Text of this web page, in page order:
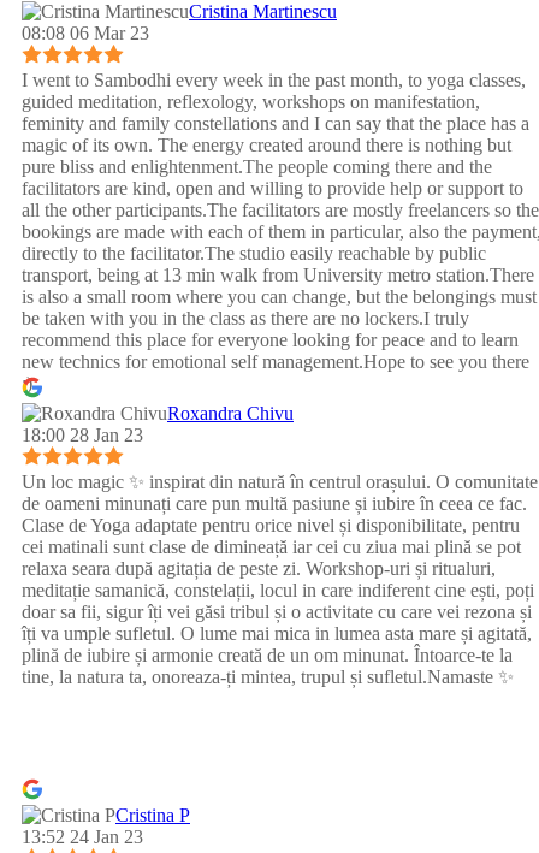
Cristina Martinescu
08:08 06 Mar 23
I went to Sambodhi every week in the past month, to yoga classes,
guided meditation, reflexology, workshops on manifestation,
feminity and family constellations and I can say that the place has a
magic of its own. The energy created around there is nothing but
pure bliss and enlightenment.The people coming there and the
facilitators are kind, open and willing to provide help or support to
all the other participants.The facilitators are mostly freelancers so the
bookings are made with each of them in particular, also the
directly to the facilitator.The studio easily reachable by public
transport, being at 13 min walk from University metro station.There
is also a small room where you can change, but the belongings must
be taken with you in the class as there are no lockers.I truly
recommend this place for everyone looking for peace and to learn
new technics for emotional self management.Hope to see you there
:)
Roxandra Chivu
18:00 28 Jan 23
Un loc magic ✨ inspirat din natură în centrul orașului. O comunitate
de oameni minunați care pun multă pasiune și iubire în ceea ce fac.
Clase de Yoga adaptate pentru orice nivel și disponibilitate, pentru
cei matinali sunt clase de dimineață iar cei cu ziua mai plină se pot
relaxa seara după agitația de peste zi. Workshop-uri și ritualuri,
meditație samanică, constelații, locul in care indiferent cine ești, poți
doar sa fii, sigur îți vei găsi tribul și o activitate cu care vei rezona și
îți va umple sufletul. O lume mai mica in lumea asta mare și agitată,
plină de iubire și armonie creată de un om minunat. Întoarce-te la
tine, la natura ta, onoreaza-ți mintea, trupul și sufletul.Namaste ✨
Cristina P
13:52 24 Jan 23